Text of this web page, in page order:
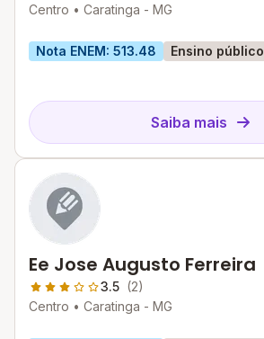
Centro • Caratinga - MG
Nota ENEM: 513.48 Ensino público
Saiba mais
Ee Jose Augusto Ferreira
3.5 (2)
Centro • Caratinga - MG